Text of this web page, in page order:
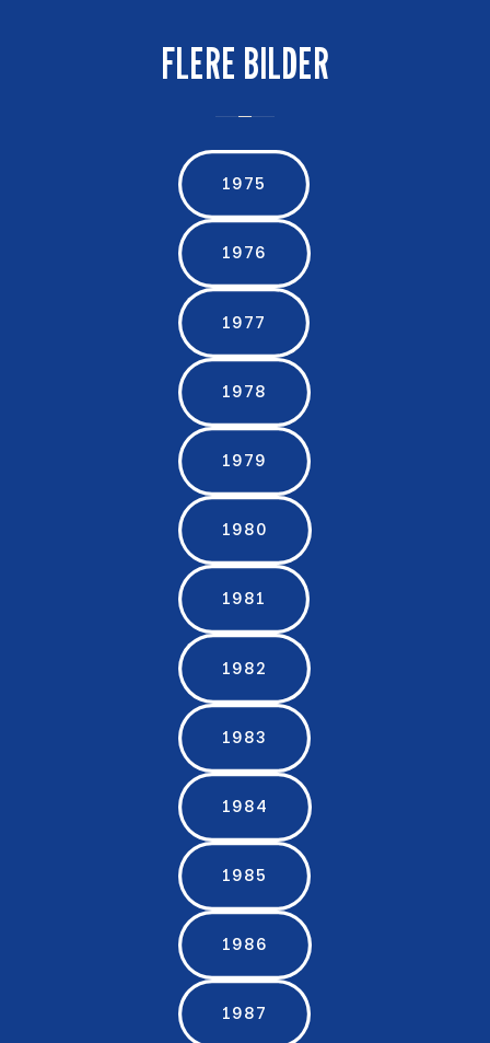
FLERE BILDER
1975
1976
1977
1978
1979
1980
1981
1982
1983
1984
1985
1986
1987